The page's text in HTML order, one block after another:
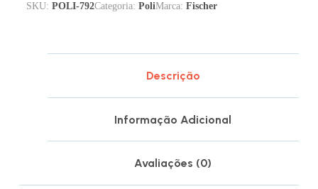
SKU: POLI-792Categoria: PoliMarca: Fischer
Descrição
Informação Adicional
Avaliações (0)